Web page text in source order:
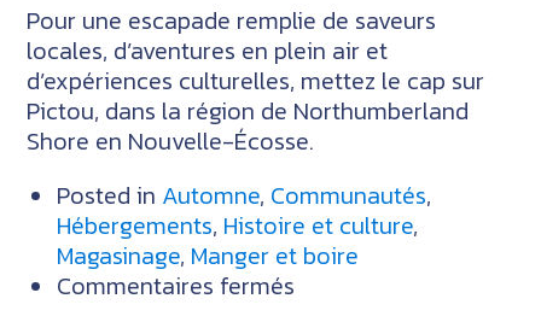
Pour une escapade remplie de saveurs
locales, d’aventures en plein air et
d’expériences culturelles, mettez le cap sur
Pictou, dans la région de Northumberland
Shore en Nouvelle-Écosse.
Posted in Automne, Communautés,
Hébergements, Histoire et culture,
Magasinage, Manger et boire
Commentaires fermés